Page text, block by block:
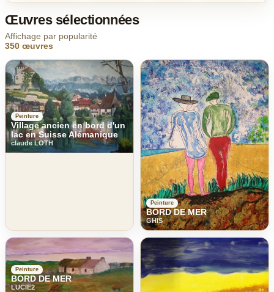
Œuvres sélectionnées
Affichage par popularité
350 œuvres
Peinture
Village ancien en bord d'un
lac en Suisse Alémanique
claude LOTH
Peinture
BORD DE MER
GHIS
Peinture
BORD DE MER
LUCIE2